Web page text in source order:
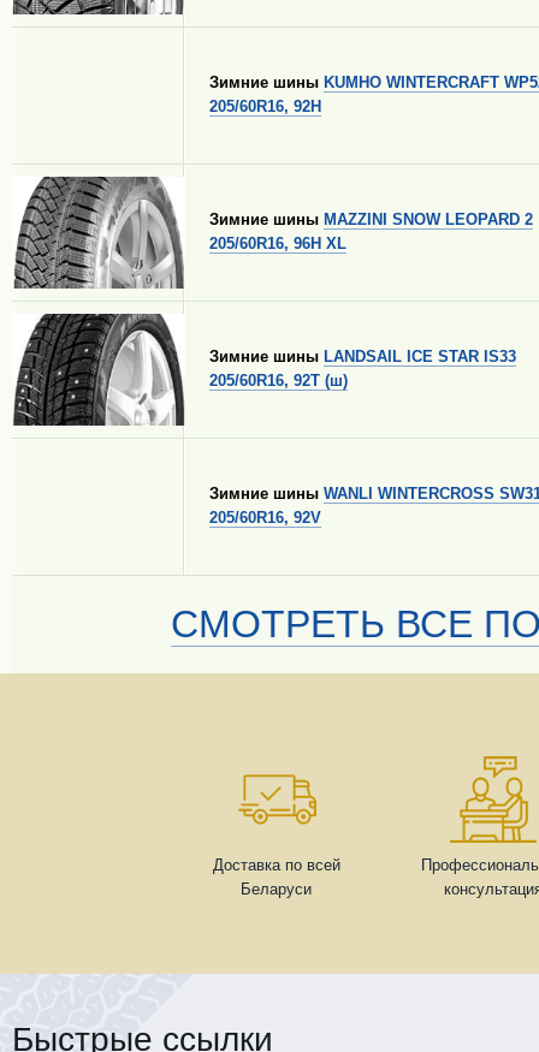
Зимние шины KUMHO WINTERCRAFT
205/60R16, 92H
Зимние шины MAZZINI SNOW LEOPARD 2
205/60R16, 96H XL
Зимние шины LANDSAIL ICE STAR IS33
205/60R16, 92T (ш)
Зимние шины WANLI WINTERCROSS
205/60R16, 92V
СМОТРЕТЬ ВСЕ
Доставка по всей
Беларуси
Быстрые ссылки